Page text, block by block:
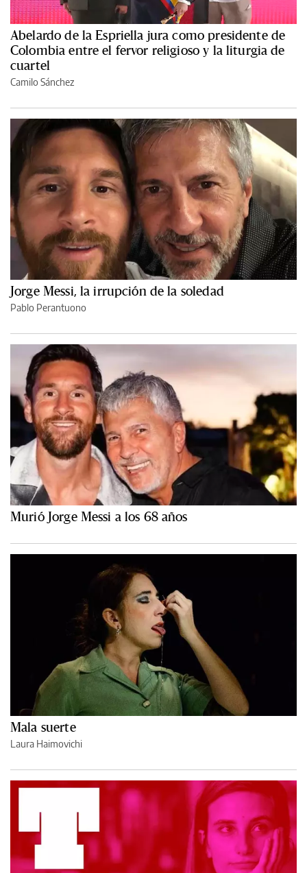
Abelardo de la Espriella jura como presidente de
Colombia entre el fervor religioso y la liturgia de
cuartel
Camilo Sánchez
Jorge Messi, la irrupción de la soledad
Pablo Perantuono
Murió Jorge Messi a los 68 años
Mala suerte
Laura Haimovichi